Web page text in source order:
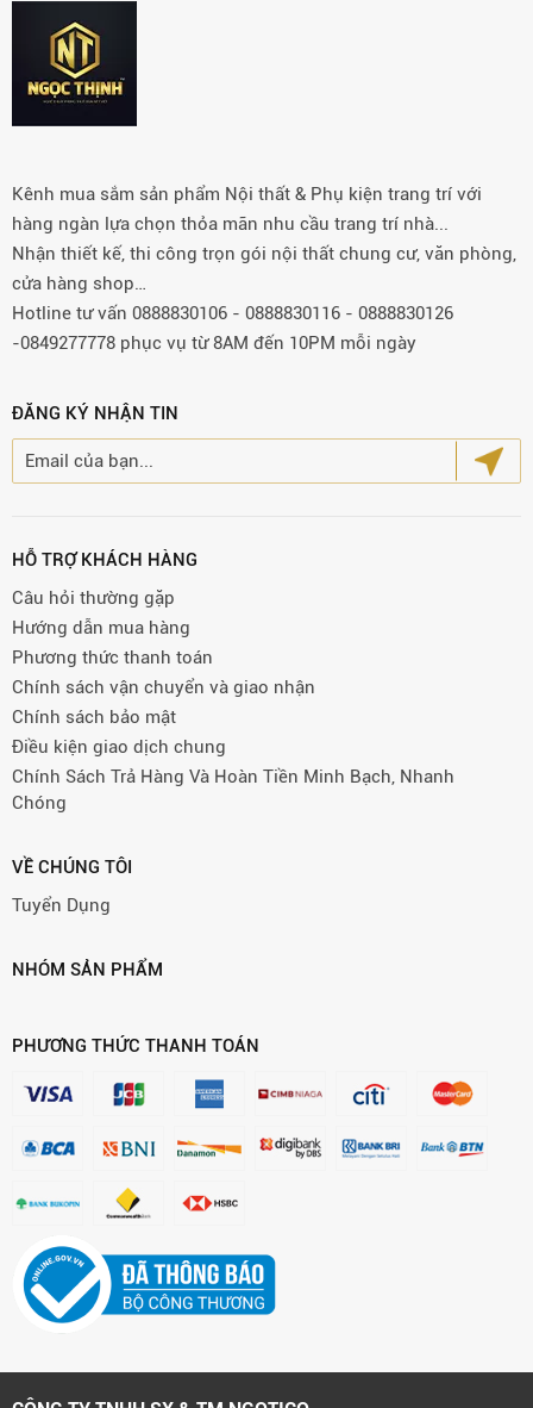
Kênh mua sắm sản phẩm Nội thất & Phụ kiện trang trí với
hàng ngàn lựa chọn thỏa mãn nhu cầu trang trí nhà...
Nhận thiết kế, thi công trọn gói nội thất chung cư, văn phòng,
cửa hàng shop…
Hotline tư vấn 0888830106 - 0888830116 - 0888830126
-0849277778 phục vụ từ 8AM đến 10PM mỗi ngày
ĐĂNG KÝ NHẬN TIN
HỖ TRỢ KHÁCH HÀNG
Câu hỏi thường gặp
Hướng dẫn mua hàng
Phương thức thanh toán
Chính sách vận chuyển và giao nhận
Chính sách bảo mật
Điều kiện giao dịch chung
Chính Sách Trả Hàng Và Hoàn Tiền Minh Bạch, Nhanh
Chóng
VỀ CHÚNG TÔI
Tuyển Dụng
NHÓM SẢN PHẨM
PHƯƠNG THỨC THANH TOÁN